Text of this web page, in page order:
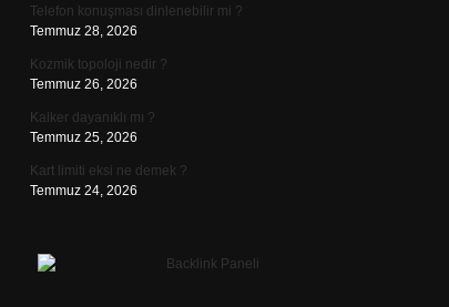
Telefon konuşması dinlenebilir mi ?
Temmuz 28, 2026
Kozmik topoloji nedir ?
Temmuz 26, 2026
Kalker dayanıklı mı ?
Temmuz 25, 2026
Kart limiti eksi ne demek ?
Temmuz 24, 2026